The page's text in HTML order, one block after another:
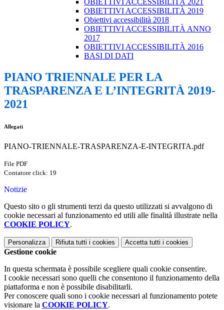
OBIETTIVI ACCESSIBILITÀ 2021
OBIETTIVI ACCESSIBILITÀ 2019
Obiettivi accessibilità 2018
OBIETTIVI ACCESSIBILITÀ ANNO
2017
OBIETTIVI ACCESSIBILITÀ 2016
BASI DI DATI
PIANO TRIENNALE PER LA
TRASPARENZA E L’INTEGRITÀ 2019-
2021
Allegati
PIANO-TRIENNALE-TRASPARENZA-E-INTEGRITA.pdf
File PDF
Contatore click: 19
Notizie
Questo sito o gli strumenti terzi da questo utilizzati si avvalgono di
cookie necessari al funzionamento ed utili alle finalità illustrate nella
COOKIE POLICY.
Personalizza Rifiuta tutti i cookies Accetta tutti i cookies
Gestione cookie
In questa schermata è possibile scegliere quali cookie consentire.
I cookie necessari sono quelli che consentono il funzionamento della
piattaforma e non è possibile disabilitarli.
Per conoscere quali sono i cookie necessari al funzionamento potete
visionare la COOKIE POLICY.